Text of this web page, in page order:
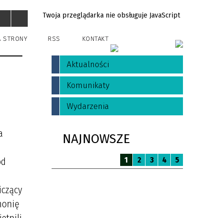
Twoja przeglądarka nie obsługuje JavaScript
STRONY RSS KONTAKT
Aktualności
Komunikaty
Wydarzenia
NAJNOWSZE
1 2 3 4 5